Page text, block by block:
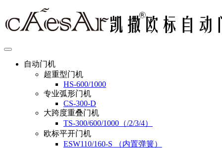
自动门机
超重型门机
HS-600/1000
专业弧形门机
CS-300-D
大跨度重叠门机
TS-300/600/1000（/2/3/4）
欧标平开门机
ESW110/160-S （内置弹簧）